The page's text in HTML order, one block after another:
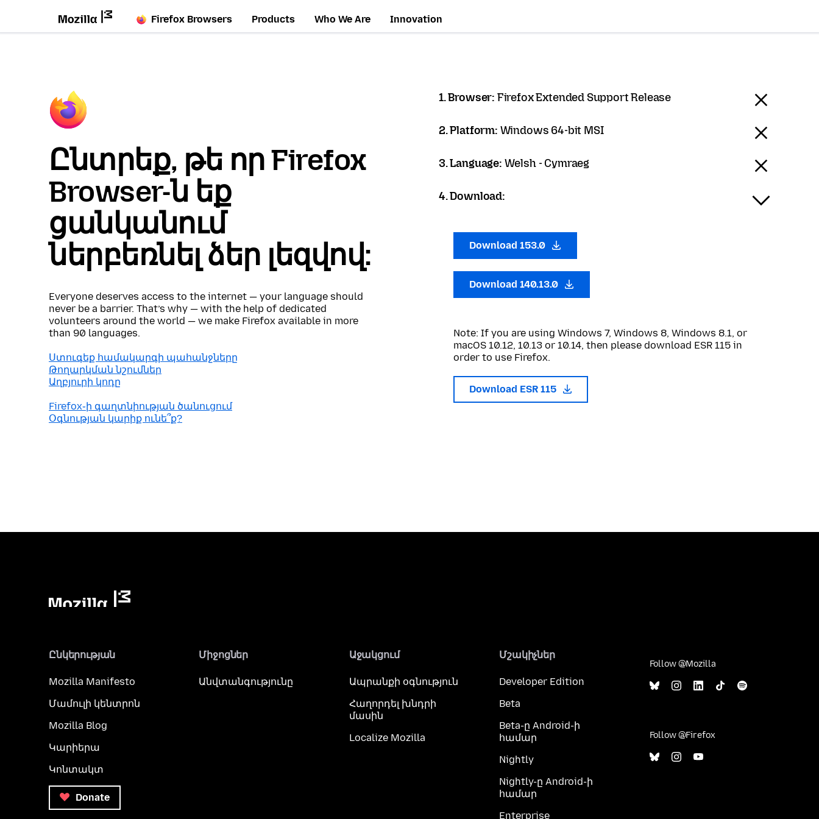
Firefox Browsers Products Who We Are Innovation
Ընտրեք, թե որ Firefox
Browser-ն եք
ցանկանում
ներբեռնել ձեր լեզվով:
Everyone deserves access to the internet — your language should
never be a barrier. That’s why — with the help of dedicated
volunteers around the world — we make Firefox available in more
than 90 languages.
Ստուգեք համակարգի պահանջները
Թողարկման նշումներ
Աղբյուրի կոդը
Firefox֊ի գաղտնիության ծանուցում
Օգնության կարիք ունե՞ք?
1. Browser: Firefox Extended Support Release
2. Platform: Windows 64-bit MSI
3. Language: Welsh - Cymraeg
4. Download:
Download 153.0
Download 140.13.0
Note: If you are using Windows 7, Windows 8, Windows 8.1, or
macOS 10.12, 10.13 or 10.14, then please download ESR 115 in
order to use Firefox.
Download ESR 115
Ընկերության
Mozilla Manifesto
Մամուլի կենտրոն
Mozilla Blog
Կարիերա
Կոնտակտ
Donate
Միջոցներ
Անվտանգությունը
Աջակցում
Ապրանքի օգնություն
Հաղորդել խնդրի
մասին
Localize Mozilla
Մշակիչներ
Developer Edition
Beta
Beta-ը Android-ի
համար
Nightly
Nightly-ը Android-ի
համար
Enterprise
Follow @Mozilla
Follow @Firefox